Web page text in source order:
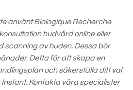
använt Biologique Recherche
hudvård online eller
scanning av huden. Dessa bör
Detta för att skapa en
och säkerställa ditt val
Kontakta våra specialister